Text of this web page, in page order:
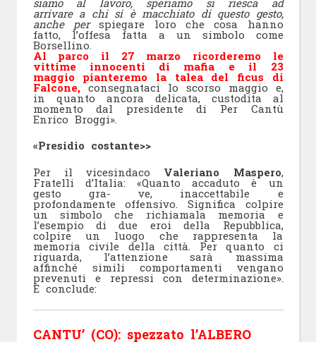
arrivare a chi si è macchiato di questo gesto,
anche perspiegare loro che cosa hanno
fatto, l’offesa fatta a un simbolo come
Borsellino.
Al parco il 27 marzo ricorderemo le
vittime innocenti di mafia e il 23
maggio pianteremo la talea del ficus di
Falcone,consegnataci lo scorso maggio e,
in quanto ancora delicata, custodita al
momento dal presidente di Per Cantù
Enrico Broggi».
«Presidio costante>>
Per il vicesindaco Valeriano Maspero,
Fratelli d’Italia: «Quanto accaduto è un
gesto gra- ve, inaccettabile e
profondamente offensivo. Significa colpire
un simbolo che richiamala memoria e
l’esempio di due eroi della Repubblica,
colpire un luogo che rappresenta la
memoria civile della città. Per quanto ci
riguarda, l’attenzione sarà massima
affinché simili comportamenti vengano
prevenuti e repressi con determinazione».
E conclude:
CANTU’ (CO): spezzato l’ALBERO